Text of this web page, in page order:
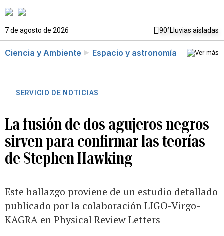
7 de agosto de 2026 90°Lluvias aisladas
Ciencia y Ambiente Espacio y astronomía
SERVICIO DE NOTICIAS
La fusión de dos agujeros negros
sirven para confirmar las teorías
de Stephen Hawking
Este hallazgo proviene de un estudio detallado
publicado por la colaboración LIGO-Virgo-
KAGRA en Physical Review Letters